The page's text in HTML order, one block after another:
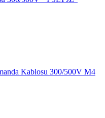
Kablosu 300/500V M4